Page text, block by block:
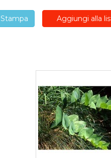
Aggiungi alla
Stampa